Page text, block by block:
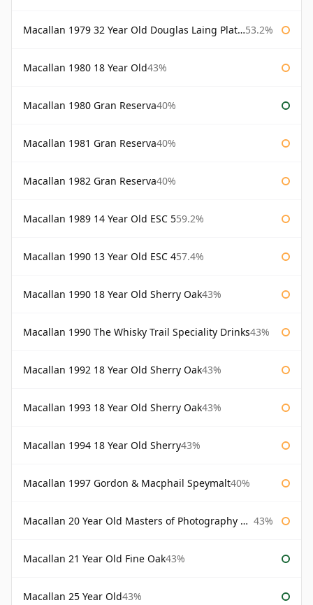
Macallan 1979 32 Year Old Douglas Laing Platinum Platinum Selection 53.2%
Macallan 1980 18 Year Old43%
Macallan 1980 Gran Reserva40%
Macallan 1981 Gran Reserva40%
Macallan 1982 Gran Reserva40%
Macallan 1989 14 Year Old ESC 559.2%
Macallan 1990 13 Year Old ESC 457.4%
Macallan 1990 18 Year Old Sherry Oak43%
Macallan 1990 The Whisky Trail Speciality Drinks43%
Macallan 1992 18 Year Old Sherry Oak43%
Macallan 1993 18 Year Old Sherry Oak43%
Macallan 1994 18 Year Old Sherry43%
Macallan 1997 Gordon & Macphail Speymalt40%
Macallan 20 Year Old Masters of Photography Albert Watson 43%
Macallan 21 Year Old Fine Oak43%
Macallan 25 Year Old43%